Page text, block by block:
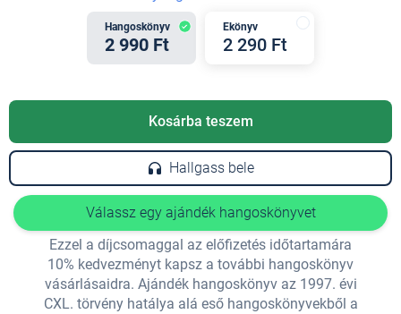
Hangoskönyv
2 990 Ft
Ekönyv
2 290 Ft
Kosárba teszem
Hallgass bele
Válassz egy ajándék hangoskönyvet
Ezzel a díjcsomaggal az előfizetés időtartamára
10% kedvezményt kapsz a további hangoskönyv
vásárlásaidra. Ajándék hangoskönyv az 1997. évi
CXL. törvény hatálya alá eső hangoskönyvekből a